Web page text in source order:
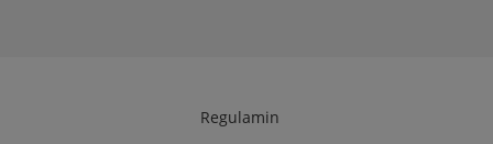
Regulamin